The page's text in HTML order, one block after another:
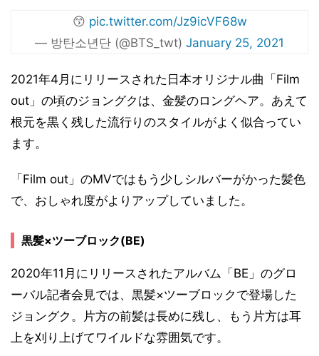
😙 pic.twitter.com/Jz9icVF68w
— 방탄소년단 (@BTS_twt) January 25, 2021
2021年4月にリリースされた日本オリジナル曲「Film
out」の頃のジョングクは、金髪のロングヘア。あえて
根元を黒く残した流行りのスタイルがよく似合ってい
ます。
「Film out」のMVではもう少しシルバーがかった髪色
で、おしゃれ度がよりアップしていました。
黒髪×ツーブロック(BE)
2020年11月にリリースされたアルバム「BE」のグロ
ーバル記者会見では、黒髪×ツーブロックで登場した
ジョングク。片方の前髪は長めに残し、もう片方は耳
上を刈り上げてワイルドな雰囲気です。